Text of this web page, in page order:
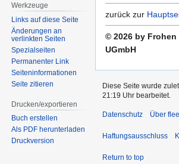
zurück zur
© 2026 by Frohen
UGmbH
Werkzeuge
Links auf diese Seite
Änderungen an
verlinkten Seiten
Spezialseiten
Permanenter Link
Seiten­­informationen
Seite zitieren
Drucken/­exportieren
Buch erstellen
Als PDF herunterladen
Druckversion
Diese Seite wurde
21:19 Uhr bearbeitet.
Datenschutz Über
Haftungsausschluss
Return to top